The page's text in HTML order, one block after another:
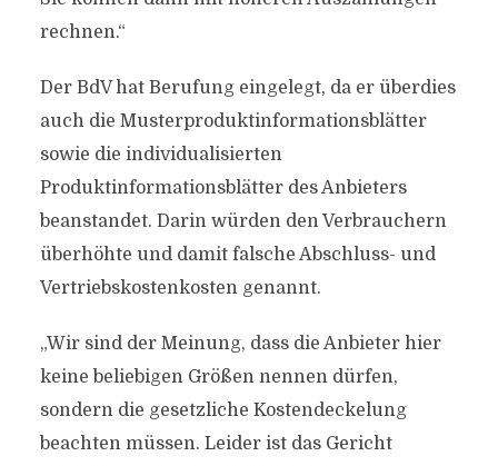
rechnen.“
Der BdV hat Berufung eingelegt, da er überdies
auch die Musterproduktinformationsblätter
sowie die individualisierten
Produktinformationsblätter des Anbieters
beanstandet. Darin würden den Verbrauchern
überhöhte und damit falsche Abschluss- und
Vertriebskostenkosten genannt.
„Wir sind der Meinung, dass die Anbieter hier
keine beliebigen Größen nennen dürfen,
sondern die gesetzliche Kostendeckelung
beachten müssen. Leider ist das Gericht